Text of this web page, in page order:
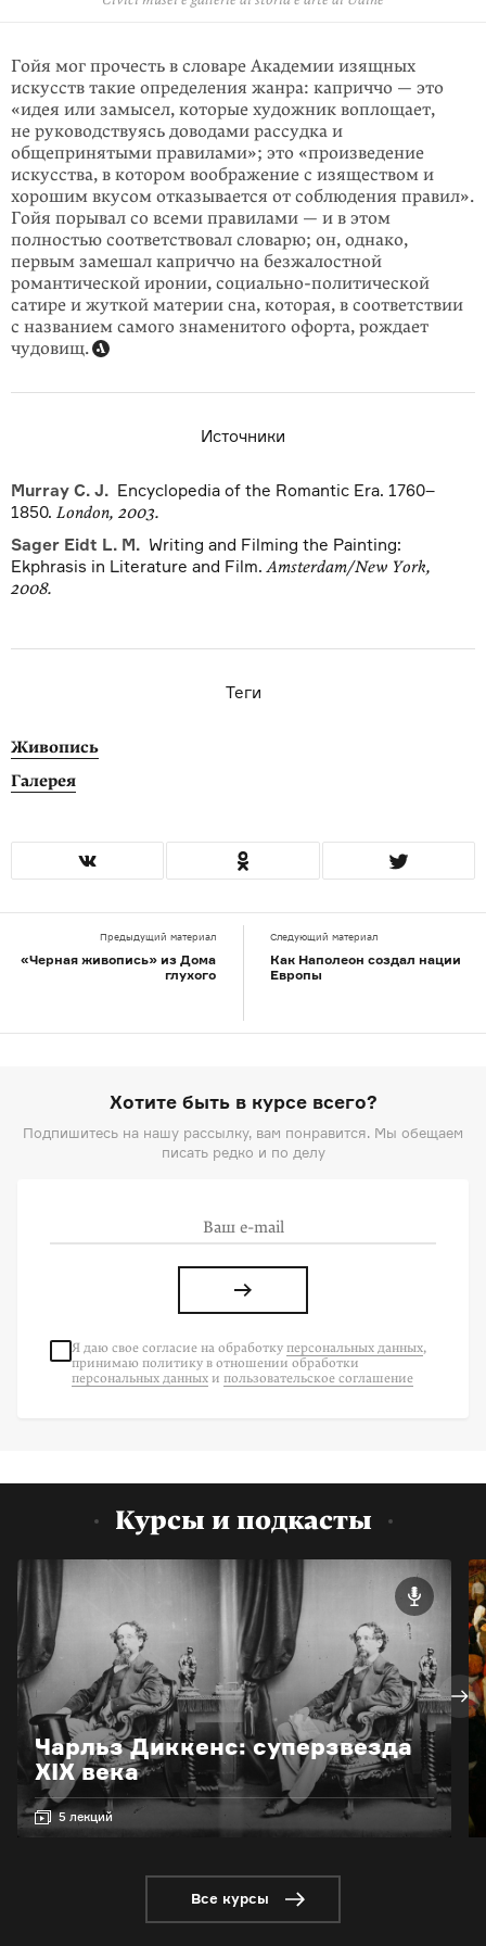
Гойя мог прочесть в словаре Академии изящных
искусств такие определения жанра: каприччо — это
«идея или замысел, которые художник воплощает,
не руководствуясь доводами рассудка и
общепринятыми правилами»; это «произведение
искусства, в котором воображение с изяществом и
хорошим вкусом отказывается от соблюдения правил».
Гойя порывал со всеми правилами — и в этом
полностью соответствовал словарю; он, однако,
первым замешал каприччо на безжалостной
романтической иронии, социально-политической
сатире и жуткой материи сна, которая, в соответствии
с названием самого знаменитого офорта, рождает
чудовищ.
Источники
Murray С. J. Encyclopedia of the Romantic Era. 1760–
1850. London, 2003.
Sager Eidt L. M. Writing and Filming the Painting:
Ekphrasis in Literature and Film.Amsterdam/New York,
2008.
Теги
Живопись
Галерея
Предыдущий материал
«Черная живопись» из Дома
глухого
Следующий материал
Как Наполеон создал нации
Европы
Хотите быть в курсе всего?
Подпишитесь на нашу рассылку, вам понравится. Мы обещаем
писать редко и по делу
Я даю свое согласие на обработку персональных данных,
принимаю политику в отношении обработки
персональных данных и пользовательское соглашение
Курсы и подкасты
Чарльз Диккенс: суперзвезда
XIX века
5 лекций
Все курсы